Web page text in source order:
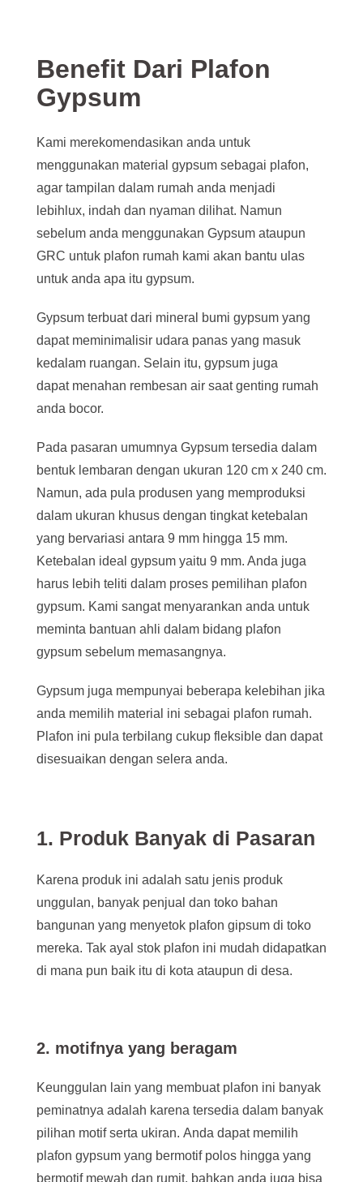
Benefit Dari Plafon
Gypsum
Kami merekomendasikan anda untuk
menggunakan material gypsum sebagai plafon,
agar tampilan dalam rumah anda menjadi
lebihlux, indah dan nyaman dilihat. Namun
sebelum anda menggunakan Gypsum ataupun
GRC untuk plafon rumah kami akan bantu ulas
untuk anda apa itu gypsum.
Gypsum terbuat dari mineral bumi gypsum yang
dapat meminimalisir udara panas yang masuk
kedalam ruangan. Selain itu, gypsum juga
dapat menahan rembesan air saat genting rumah
anda bocor.
Pada pasaran umumnya Gypsum tersedia dalam
bentuk lembaran dengan ukuran 120 cm x 240 cm.
Namun, ada pula produsen yang memproduksi
dalam ukuran khusus dengan tingkat ketebalan
yang bervariasi antara 9 mm hingga 15 mm.
Ketebalan ideal gypsum yaitu 9 mm. Anda juga
harus lebih teliti dalam proses pemilihan plafon
gypsum. Kami sangat menyarankan anda untuk
meminta bantuan ahli dalam bidang plafon
gypsum sebelum memasangnya.
Gypsum juga mempunyai beberapa kelebihan jika
anda memilih material ini sebagai plafon rumah.
Plafon ini pula terbilang cukup fleksible dan dapat
disesuaikan dengan selera anda.
1. Produk Banyak di Pasaran
Karena produk ini adalah satu jenis produk
unggulan, banyak penjual dan toko bahan
bangunan yang menyetok plafon gipsum di toko
mereka. Tak ayal stok plafon ini mudah didapatkan
di mana pun baik itu di kota ataupun di desa.
2. motifnya yang beragam
Keunggulan lain yang membuat plafon ini banyak
peminatnya adalah karena tersedia dalam banyak
pilihan motif serta ukiran. Anda dapat memilih
plafon gypsum yang bermotif polos hingga yang
bermotif mewah dan rumit, bahkan anda juga bisa